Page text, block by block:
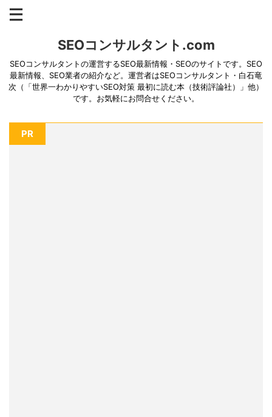
SEOコンサルタント.com
SEOコンサルタントの運営するSEO最新情報・SEOのサイトです。SEO
最新情報、SEO業者の紹介など。運営者はSEOコンサルタント・白石竜
次（「世界一わかりやすいSEO対策 最初に読む本（技術評論社）」他）
です。お気軽にお問合せください。
PR